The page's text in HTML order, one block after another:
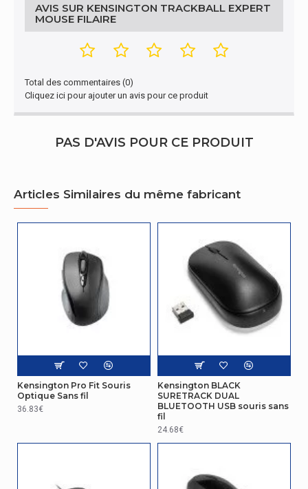
d'exploitation Windows
Oui
AVIS SUR KENSINGTON TRACKBALL EXPERT
MOUSE FILAIRE
Total des commentaires (0)
Cliquez ici pour ajouter un avis pour ce produit
PAS D'AVIS POUR CE PRODUIT
Articles Similaires du même fabricant
Kensington Pro Fit Souris
Optique Sans fil
36.83€
Kensington BLACK
SURETRACK DUAL
BLUETOOTH USB souris sans
fil
24.68€